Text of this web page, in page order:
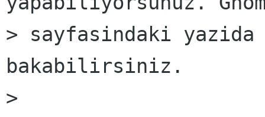
> sayfasindaki
bakabilirsiniz.
>